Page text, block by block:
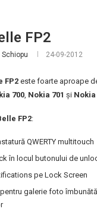
FP2
Schiopu 24-09-2012
FP2 este foarte aproape
700, Nokia 701 și Nokia
FP2:
QWERTY multitouch
în locul butonului de
pe Lock Screen
galerie foto